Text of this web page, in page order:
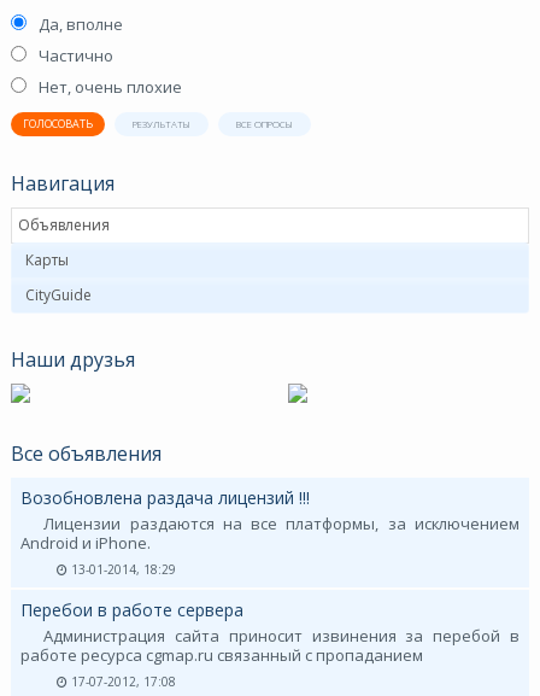
Да, вполне
Частично
Нет, очень плохие
ГОЛОСОВАТЬ РЕЗУЛЬТАТЫ ВСЕ ОПРОСЫ
Навигация
Объявления
Карты
CityGuide
Наши друзья
Все объявления
Возобновлена раздача лицензий !!!
Лицензии раздаются на все платформы, за исключением
Android и iPhone.
13-01-2014, 18:29
Перебои в работе сервера
Администрация сайта приносит извинения за перебой в
работе ресурса cgmap.ru связанный с пропаданием
17-07-2012, 17:08